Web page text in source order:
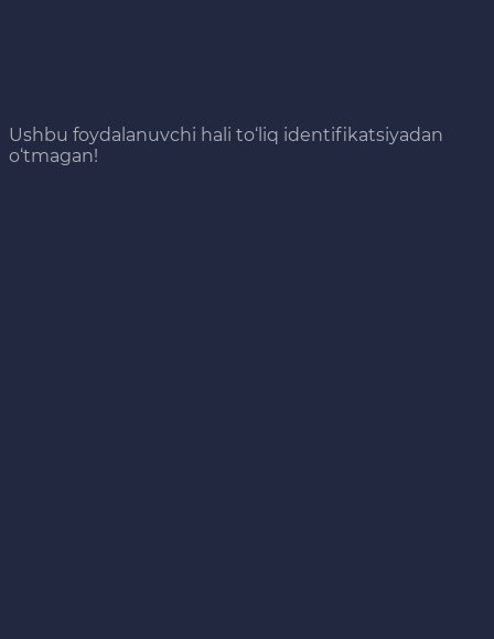
Ushbu foydalanuvchi hali to‘liq identifikatsiyadan
o‘tmagan!